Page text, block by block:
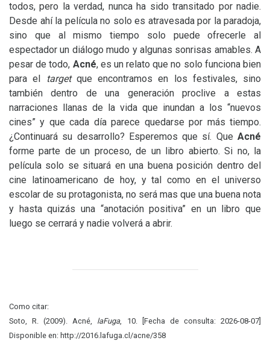
todos, pero la verdad, nunca ha sido transitado por nadie.
Desde ahí la película no solo es atravesada por la paradoja,
sino que al mismo tiempo solo puede ofrecerle al
espectador un diálogo mudo y algunas sonrisas amables. A
pesar de todo, Acné, es un relato que no solo funciona bien
para el
targetque encontramos en los festivales, sino
también dentro de una generación proclive a estas
narraciones llanas de la vida que inundan a los “nuevos
cines” y que cada día parece quedarse por más tiempo.
¿Continuará su desarrollo? Esperemos que sí. Que Acné
forme parte de un proceso, de un libro abierto. Si no, la
película solo se situará en una buena posición dentro del
cine latinoamericano de hoy, y tal como en el universo
escolar de su protagonista, no será mas que una buena nota
y hasta quizás una “anotación positiva” en un libro que
luego se cerrará y nadie volverá a abrir.
Como citar:
Soto, R. (2009). Acné, laFuga, 10. [Fecha de consulta: 2026-08-07]
Disponible en: http://2016.lafuga.cl/acne/358